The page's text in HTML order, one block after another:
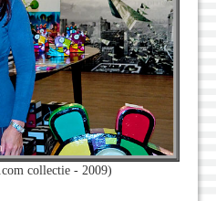
collectie - 2009)